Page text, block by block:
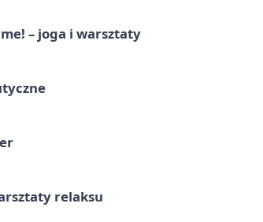
– joga i warsztaty
relaksu